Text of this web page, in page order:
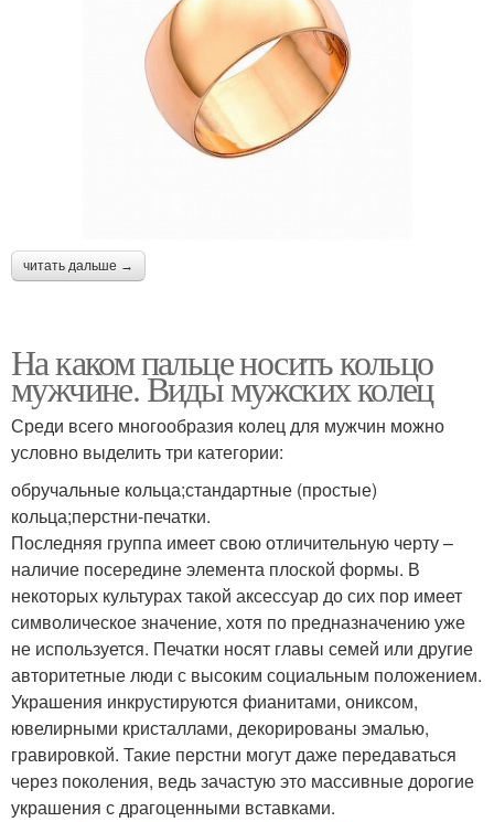
читать дальше →
На каком пальце носить кольцо
мужчине. Виды мужских колец
Среди всего многообразия колец для мужчин можно
условно выделить три категории:
обручальные кольца;стандартные (простые)
кольца;перстни-печатки.
Последняя группа имеет свою отличительную черту –
наличие посередине элемента плоской формы. В
некоторых культурах такой аксессуар до сих пор имеет
символическое значение, хотя по предназначению уже
не используется. Печатки носят главы семей или другие
авторитетные люди с высоким социальным положением.
Украшения инкрустируются фианитами, ониксом,
ювелирными кристаллами, декорированы эмалью,
гравировкой. Такие перстни могут даже передаваться
через поколения, ведь зачастую это массивные дорогие
украшения с драгоценными вставками.